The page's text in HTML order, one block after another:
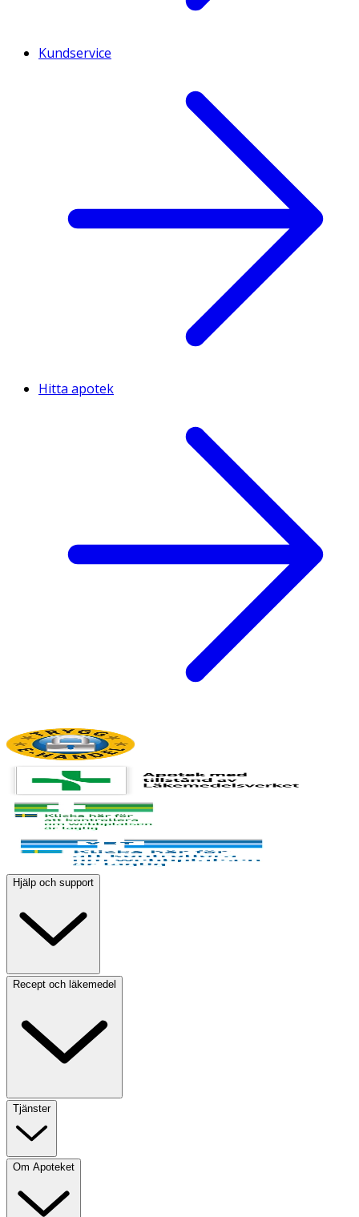
Kundservice
Hitta apotek
Hjälp och support
Recept och läkemedel
Tjänster
Om Apoteket